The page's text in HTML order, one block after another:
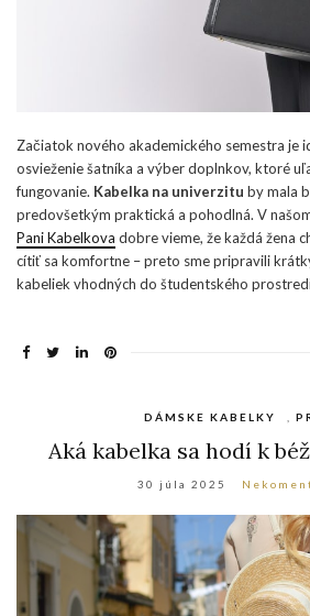
Začiatok nového akademického semestra je
osvieženie šatníka a výber doplnkov, ktoré
fungovanie. Kabelka na univerzitu by mala
predovšetkým praktická a pohodlná. V
Pani Kabelkova dobre vieme, že každá žena
cítiť sa komfortne – preto sme pripravili
kabeliek vhodných do študentského
DÁMSKE KABELKY
Aká kabelka sa hodí k
30 júla 2025